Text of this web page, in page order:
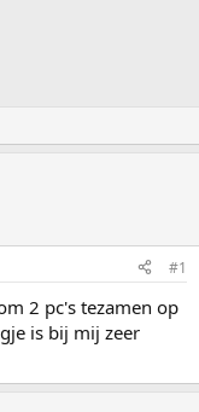
#1
2 pc's tezamen op
is bij mij zeer